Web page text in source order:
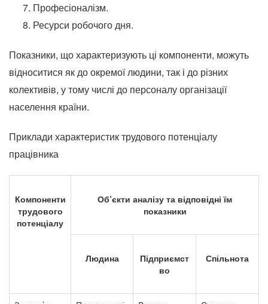
Професіоналізм.
Ресурси робочого дня.
Показники, що характеризують ці компоненти, можуть
відноситися як до окремої людини, так і до різних
колективів, у тому числі до персоналу організації
населення країни.
Приклади характеристик трудового потенціалу
працівника
Компоненти
трудового
потенціалу
Об’єкти аналізу та відповідні їм
показники
Людина
Підприємст
во
Спільнота